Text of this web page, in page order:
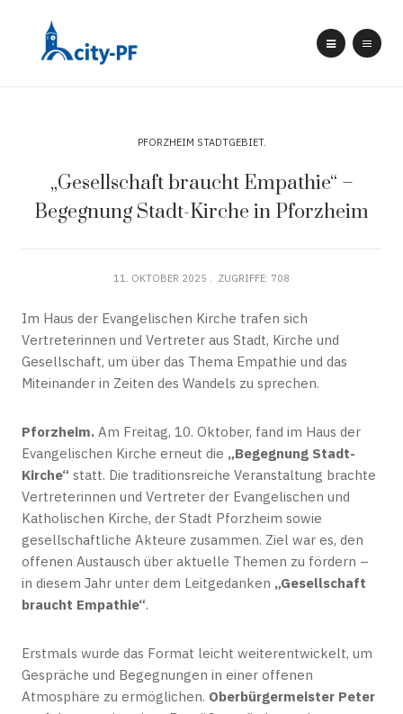
PFORZHEIM STADTGEBIET
„Gesellschaft braucht Empathie“ –
Begegnung Stadt-Kirche in Pforzheim
11. OKTOBER 2025 ZUGRIFFE: 708
Im Haus der Evangelischen Kirche trafen sich
Vertreterinnen und Vertreter aus Stadt, Kirche und
Gesellschaft, um über das Thema Empathie und das
Miteinander in Zeiten des Wandels zu sprechen.
Pforzheim. Am Freitag, 10. Oktober, fand im Haus der
Evangelischen Kirche erneut die „Begegnung Stadt-
Kirche“ statt. Die traditionsreiche Veranstaltung brachte
Vertreterinnen und Vertreter der Evangelischen und
Katholischen Kirche, der Stadt Pforzheim sowie
gesellschaftliche Akteure zusammen. Ziel war es, den
offenen Austausch über aktuelle Themen zu fördern –
in diesem Jahr unter dem Leitgedanken „Gesellschaft
braucht Empathie“.
Erstmals wurde das Format leicht weiterentwickelt, um
Gespräche und Begegnungen in einer offenen
Atmosphäre zu ermöglichen. Oberbürgermeister Peter